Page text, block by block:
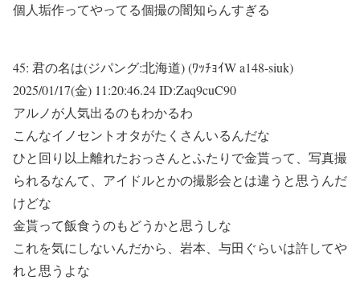
個人垢作ってやってる個撮の闇知らんすぎる
45: 君の名は(ジパング:北海道) (ﾜｯﾁｮｲW a148-siuk)
2025/01/17(金) 11:20:46.24 ID:Zaq9cuC90
アルノが人気出るのもわかるわ
こんなイノセントオタがたくさんいるんだな
ひと回り以上離れたおっさんとふたりで金貰って、写真撮
られるなんて、アイドルとかの撮影会とは違うと思うんだ
けどな
金貰って飯食うのもどうかと思うしな
これを気にしないんだから、岩本、与田ぐらいは許してや
れと思うよな